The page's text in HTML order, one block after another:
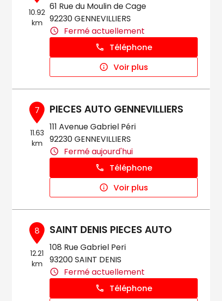
10.92
km
61 Rue du Moulin de Cage
92230 GENNEVILLIERS
Fermé actuellement
Téléphone
Voir plus
7
11.63
km
PIECES AUTO GENNEVILLIERS
111 Avenue Gabriel Péri
92230 GENNEVILLIERS
Fermé aujourd'hui
Téléphone
Voir plus
8
12.21
km
SAINT DENIS PIECES AUTO
108 Rue Gabriel Peri
93200 SAINT DENIS
Fermé actuellement
Téléphone